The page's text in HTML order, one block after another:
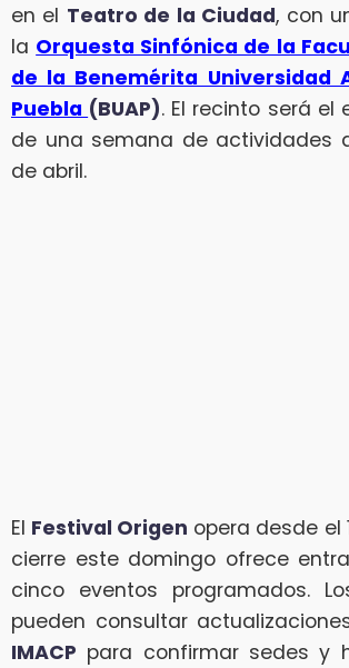
en el Teatro de la Ciudad, con
la Orquesta Sinfónica de la
de la Benemérita Universidad
Puebla (BUAP). El recinto será el
de una semana de actividades
de abril.
El Festival Origen opera desde el
cierre este domingo ofrece
cinco eventos programados.
pueden consultar
IMACP para confirmar sedes y